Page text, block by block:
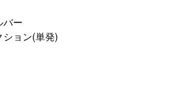
バー
ョン(単発)